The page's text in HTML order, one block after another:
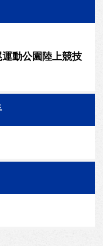
動公園陸上競技